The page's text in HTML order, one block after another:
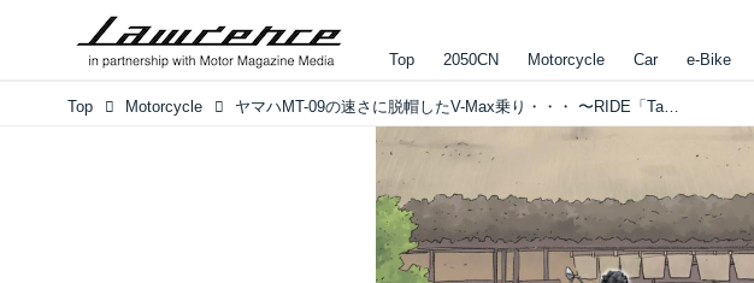
Top 2050CN Motorcycle Car e-Bike
Top Motorcycle ヤマハMT-09の速さに脱帽したV-Max乗り・・・ 〜RIDE「Tarzan Game」（東本昌平先生）より